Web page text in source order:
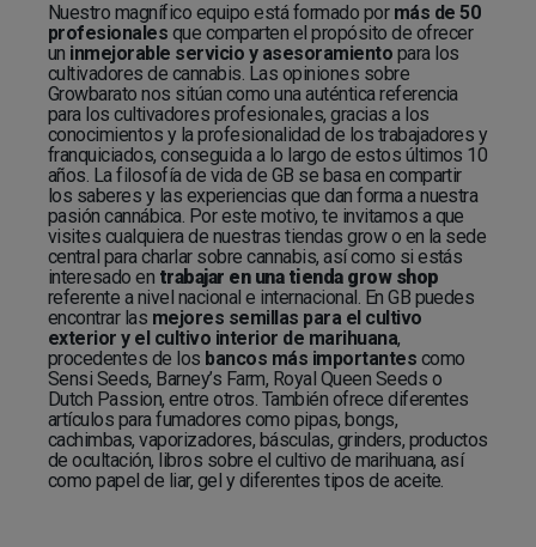
Nuestro magnífico equipo está formado por más de 50
profesionales que comparten el propósito de ofrecer
un inmejorable servicio y asesoramiento para los
cultivadores de cannabis. Las opiniones sobre
Growbarato nos sitúan como una auténtica referencia
para los cultivadores profesionales, gracias a los
conocimientos y la profesionalidad de los trabajadores y
franquiciados, conseguida a lo largo de estos últimos 10
años. La filosofía de vida de GB se basa en compartir
los saberes y las experiencias que dan forma a nuestra
pasión cannábica. Por este motivo, te invitamos a que
visites cualquiera de nuestras tiendas grow o en la sede
central para charlar sobre cannabis, así como si estás
interesado en trabajar en una tienda grow shop
referente a nivel nacional e internacional. En GB puedes
encontrar las mejores semillas para el cultivo
exterior y el cultivo interior de marihuana,
procedentes de los bancos más importantes como
Sensi Seeds, Barney’s Farm, Royal Queen Seeds o
Dutch Passion, entre otros. También ofrece diferentes
artículos para fumadores como pipas, bongs,
cachimbas, vaporizadores, básculas, grinders, productos
de ocultación, libros sobre el cultivo de marihuana, así
como papel de liar, gel y diferentes tipos de aceite.